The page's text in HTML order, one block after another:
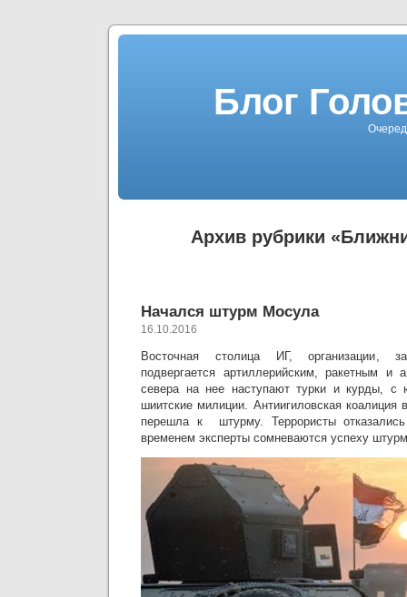
Блог
Архив рубрики
Начался штурм Мосула
16.10.2016
Восточная столица ИГ, организации,
подвергается артиллерийским, ракетным
севера на нее наступают турки и курды, с
шиитские милиции. Антиигиловская коалиция
перешла к штурму. Террористы
временем эксперты сомневаются успеху